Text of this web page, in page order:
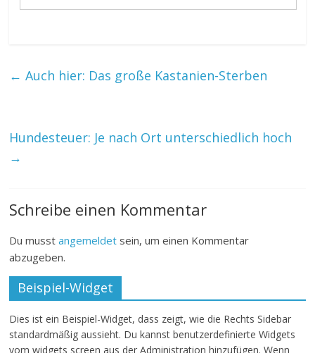
← Auch hier: Das große Kastanien-Sterben
Hundesteuer: Je nach Ort unterschiedlich hoch
→
Schreibe einen Kommentar
Du musstangemeldet sein, um einen Kommentar
abzugeben.
Beispiel-Widget
Dies ist ein Beispiel-Widget, dass zeigt, wie die Rechts Sidebar
standardmäßig aussieht. Du kannst benutzerdefinierte Widgets
vom widgets screen aus der Administration hinzufügen. Wenn